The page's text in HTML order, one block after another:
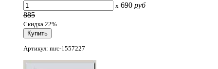
x 690 руб
885
Скидка 22%
Артикул: mrc-1557227